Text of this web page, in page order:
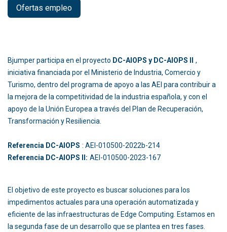
Ofertas empleo
Bjumper participa en el proyecto DC-AIOPS y DC-AIOPS II
,
iniciativa financiada por el Ministerio de Industria, Comercio y
Turismo, dentro del programa de apoyo a las AEI para contribuir a
la mejora de la competitividad de la industria española, y con el
apoyo de la Unión Europea a través del Plan de Recuperación,
Transformación y Resiliencia.
Referencia DC-AIOPS : AEI-010500-2022b-214
Referencia DC-AIOPS II: AEI-010500-2023-167
El objetivo de este proyecto es buscar soluciones para los
impedimentos actuales para una operación automatizada y
eficiente de las infraestructuras de Edge Computing. Estamos en
la segunda fase de un desarrollo que se plantea en tres fases.